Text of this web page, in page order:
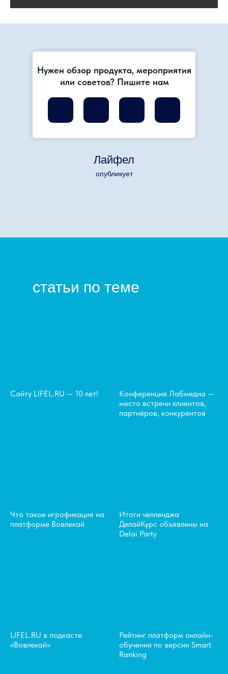
Нужен обзор продукта, мероприятия
или советов? Пишите нам
Лайфел
опубликует
статьи по теме
Сайту LIFEL.RU — 10 лет!
Конференция Лабмедиа —
место встречи клиентов,
партнёров, конкурентов
Что такое игрофикация на
платформе Вовлекай
Итоги челленджа
ДелайКурс объявлены на
Delai Party
LIFEL.RU в подкасте
«Вовлекай»
Рейтинг платформ онлайн-
обучения по версии Smart
Ranking